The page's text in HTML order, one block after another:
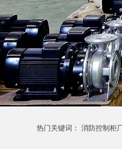
热门关键词： 消防控制柜